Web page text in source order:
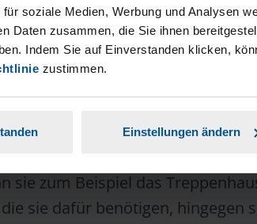
soziale Medien, Werbung und Analysen
Daten zusammen, die Sie ihnen
Indem Sie auf Einverstanden klicken,
zustimmen.
Einstellungen ändern
können Vermieter/innen
sie zum Beispiel das
sie dafür benötigen, hingegen